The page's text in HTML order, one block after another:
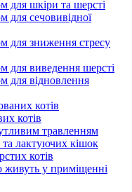
для шкіри та шерсті
для сечовивідної
для зниження стресу
для виведення шерсті
для відновлення
котів
котів
травленням
лактуючих кішок
котів
живуть у приміщенні